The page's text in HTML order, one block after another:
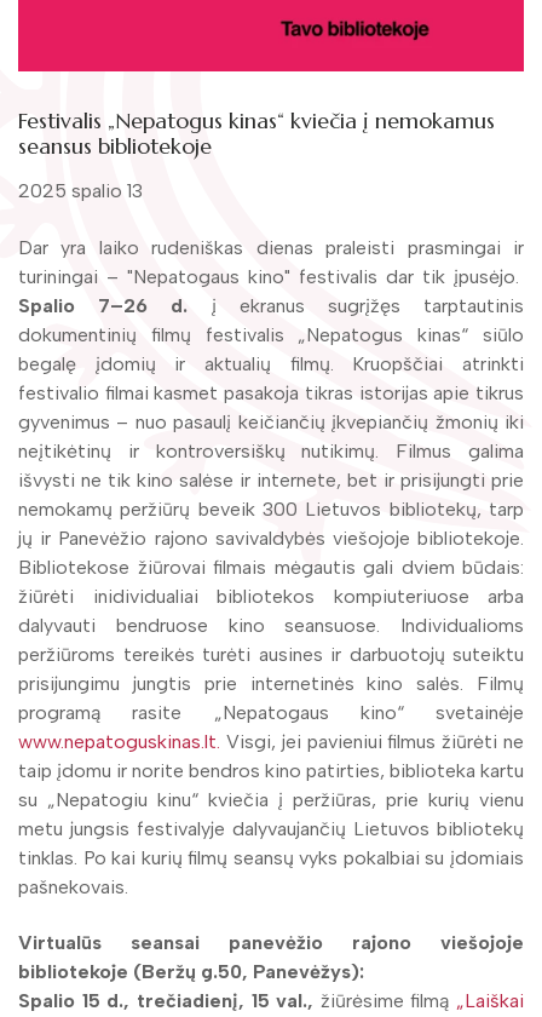
Gaunami periodiniai leidiniai
Knygomatai
Internetas
Gabrielės Petkevičaitės-Bitės literatūrinė
Virtuali biblioteka
Festivalis „Nepatogus kinas“ kviečia į nemokamus
seansus bibliotekoje
2025 spalio 13
Dar yra laiko rudeniškas dienas praleisti prasmingai ir
turiningai – "Nepatogaus kino" festivalis dar tik įpusėjo.
Spalio 7–26 d. į ekranus sugrįžęs tarptautinis
dokumentinių filmų festivalis „Nepatogus kinas“ siūlo
begalę įdomių ir aktualių filmų. Kruopščiai atrinkti
festivalio filmai kasmet pasakoja tikras istorijas apie tikrus
gyvenimus – nuo pasaulį keičiančių įkvepiančių žmonių iki
neįtikėtinų ir kontroversiškų nutikimų. Filmus galima
išvysti ne tik kino salėse ir internete, bet ir prisijungti prie
nemokamų peržiūrų beveik 300 Lietuvos bibliotekų, tarp
jų ir Panevėžio rajono savivaldybės viešojoje bibliotekoje.
Bibliotekose žiūrovai filmais mėgautis gali dviem būdais:
žiūrėti inidividualiai bibliotekos kompiuteriuose arba
dalyvauti bendruose kino seansuose. Individualioms
peržiūroms tereikės turėti ausines ir darbuotojų suteiktu
prisijungimu jungtis prie internetinės kino salės. Filmų
programą rasite „Nepatogaus kino“ svetainėje
www.nepatoguskinas.lt. Visgi, jei pavieniui filmus žiūrėti ne
taip įdomu ir norite bendros kino patirties, biblioteka kartu
su „Nepatogiu kinu“ kviečia į peržiūras, prie kurių vienu
metu jungsis festivalyje dalyvaujančių Lietuvos bibliotekų
tinklas. Po kai kurių filmų seansų vyks pokalbiai su įdomiais
pašnekovais.
Virtualūs seansai panevėžio rajono viešojoje
bibliotekoje (Beržų g.50, Panevėžys):
Spalio 15 d., trečiadienį, 15 val., žiūrėsime filmą „Laiškai